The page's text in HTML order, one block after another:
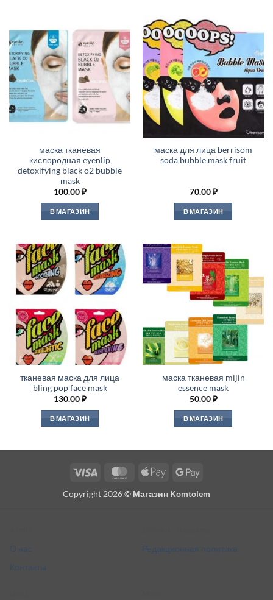
маска тканевая
кислородная eyenlip
detoxifying black o2 bubble
mask
100.00₽
В МАГАЗИН
маска для лица berrisom
soda bubble mask fruit
70.00₽
В МАГАЗИН
тканевая маска для лица
bling pop face mask
130.00₽
В МАГАЗИН
маска тканевая mijin
essence mask
50.00₽
В МАГАЗИН
Visa MasterCardApple
Google
Copyright 2026 © Магазин Komtolem
О нас
Контакты
Редакционная политика